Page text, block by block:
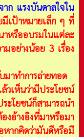
าก แรงบันดาลใจใน
มีเป้าหมายเล็ก ๆ ที่
าหรืออบรมในแต่ละ
มอย่างน้อย 3 เรื่อง
มาทำการถ่ายทอด
เห็นว่ามีประโยชน์
ะโยชน์ก็สามารถนำ
อ้างอิงที่มาหรือมา
คิดว่ามันดีหรือมี